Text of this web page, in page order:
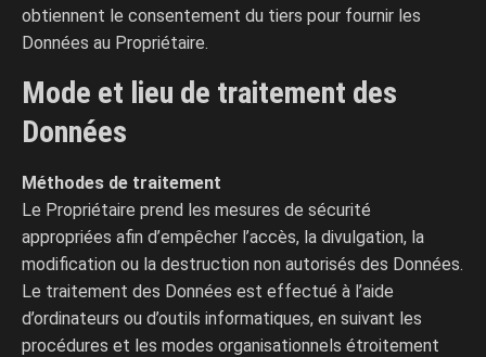
obtiennent le consentement du tiers pour fournir les
Données au Propriétaire.
Mode et lieu de traitement des
Données
Méthodes de traitement
Le Propriétaire prend les mesures de sécurité
appropriées afin d’empêcher l’accès, la divulgation, la
modification ou la destruction non autorisés des Données.
Le traitement des Données est effectué à l’aide
d’ordinateurs ou d’outils informatiques, en suivant les
procédures et les modes organisationnels étroitement